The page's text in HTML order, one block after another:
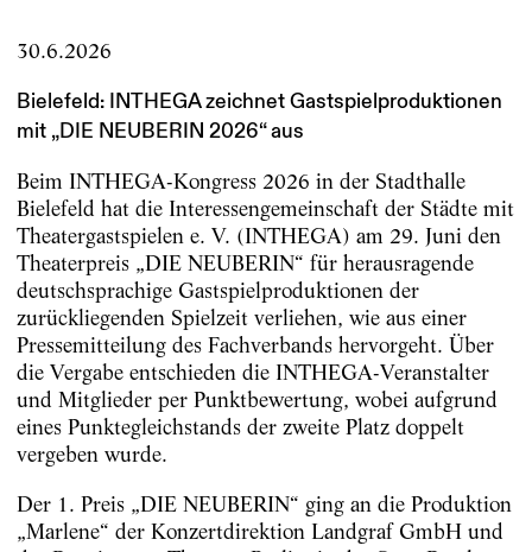
30.6.2026
Bielefeld: INTHEGA zeichnet Gastspielproduktionen
mit „DIE NEUBERIN 2026“ aus
Beim INTHEGA-Kongress 2026 in der Stadthalle
Bielefeld hat die Interessengemeinschaft der Städte mit
Theatergastspielen e. V. (INTHEGA) am 29. Juni den
Theaterpreis „DIE NEUBERIN“ für herausragende
deutschsprachige Gastspielproduktionen der
zurückliegenden Spielzeit verliehen, wie aus einer
Pressemitteilung des Fachverbands hervorgeht. Über
die Vergabe entschieden die INTHEGA-Veranstalter
und Mitglieder per Punktbewertung, wobei aufgrund
eines Punktegleichstands der zweite Platz doppelt
vergeben wurde.
Der 1. Preis „DIE NEUBERIN“ ging an die Produktion
„Marlene“ der Konzertdirektion Landgraf GmbH und